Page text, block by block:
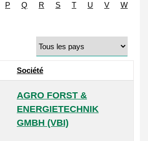
P Q R S T U V W
Société
AGRO FORST &
ENERGIETECHNIK
GMBH (VBI)